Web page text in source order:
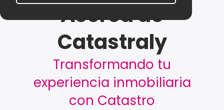
Acerca de
Catastraly
Transformando tu
experiencia inmobiliaria
con Catastro